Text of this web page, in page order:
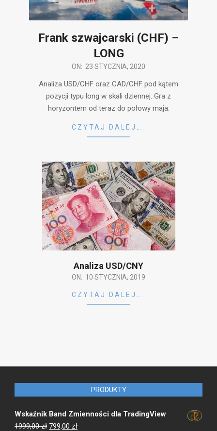
Frank szwajcarski (CHF) –
LONG
ON: 23 STYCZNIA, 2020
Analiza USD/CHF oraz CAD/CHF pod kątem
pozycji typu long w skali dziennej. Gra z
horyzontem od teraz do połowy maja.
CZYTAJ DALEJ….
Analiza USD/CNY
ON: 10 STYCZNIA, 2019
CZYTAJ DALEJ….
PRODUKTY
Wskaźnik Band Zmienności dla TradingView
1999,00zł Pierwotna
799,00 złAktualna